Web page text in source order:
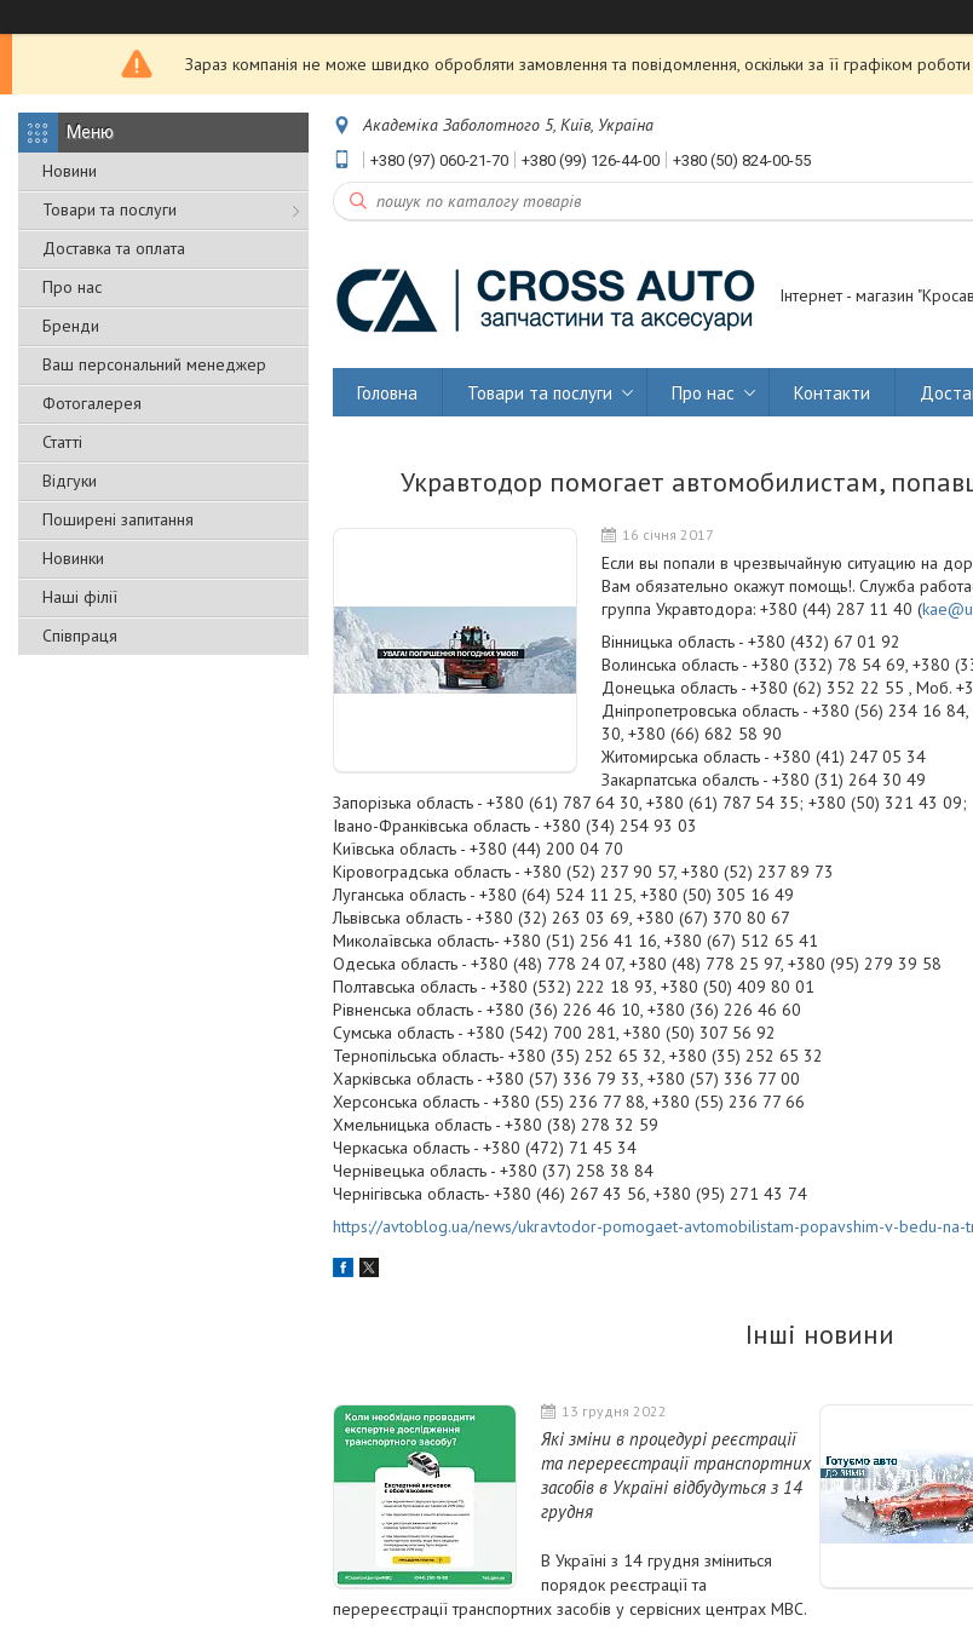
Зараз компанія не може швидко обробляти замовлення та повідомлення, оскільки за її графіком
Новини
Товари та послуги
Доставка та оплата
Про нас
Бренди
Ваш персональний менеджер
Фотогалерея
Статті
Відгуки
Поширені запитання
Новинки
Наші філії
Співпраця
Академіка Заболотного 5, Київ, Україна
+380 (97) 060-21-70 +380 (99) 126-44-00 +380 (50) 824-00-55
Інтернет - магазин
Головна Товари та послуги Про нас Контакти
Укравтодор помогает автомобилистам,
16 січня 2017
Если вы попали в чрезвычайную ситуацию на
Вам обязательно окажут помощь!. Служба
группа Укравтодора: +380 (44) 287 11 40 (
Вінницька область - +380 (432) 67 01 92
Волинська область - +380 (332) 78 54 69, +380
Донецька область - +380 (62) 352 22 55 , Моб.
Дніпропетровська область - +380 (56) 234 16
30, +380 (66) 682 58 90
Житомирська область - +380 (41) 247 05 34
Закарпатська обалсть - +380 (31) 264 30 49
Запорізька область - +380 (61) 787 64 30, +380 (61) 787 54 35; +380 (50) 321 43 09;
Івано-Франківська область - +380 (34) 254 93 03
Київська область - +380 (44) 200 04 70
Кіровоградська область - +380 (52) 237 90 57, +380 (52) 237 89 73
Луганська область - +380 (64) 524 11 25, +380 (50) 305 16 49
Львівська область - +380 (32) 263 03 69, +380 (67) 370 80 67
Миколаївська область- +380 (51) 256 41 16, +380 (67) 512 65 41
Одеська область - +380 (48) 778 24 07, +380 (48) 778 25 97, +380 (95) 279 39 58
Полтавська область - +380 (532) 222 18 93, +380 (50) 409 80 01
Рівненська область - +380 (36) 226 46 10, +380 (36) 226 46 60
Сумська область - +380 (542) 700 281, +380 (50) 307 56 92
Тернопільська область- +380 (35) 252 65 32, +380 (35) 252 65 32
Харківська область - +380 (57) 336 79 33, +380 (57) 336 77 00
Херсонська область - +380 (55) 236 77 88, +380 (55) 236 77 66
Хмельницька область - +380 (38) 278 32 59
Черкаська область - +380 (472) 71 45 34
Чернівецька область - +380 (37) 258 38 84
Чернігівська область- +380 (46) 267 43 56, +380 (95) 271 43 74
https://avtoblog.ua/news/ukravtodor-pomogaet-avtomobilistam-popavshim-v-bedu-na-
Інші новини
13 грудня 2022
Які зміни в процедурі реєстрації
та перереєстрації транспортних
засобів в Україні відбудуться з 14
грудня
В Україні з 14 грудня зміниться
порядок реєстрації та
перереєстрації транспортних засобів у сервісних центрах МВС.